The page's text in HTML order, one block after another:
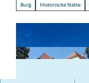
Burg Historische Stätte